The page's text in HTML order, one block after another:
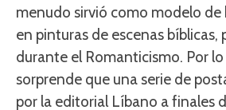
menudo sirvió como modelo
en pinturas de escenas
durante el Romanticismo. Por
sorprende que una serie de
por la editorial Líbano a finales